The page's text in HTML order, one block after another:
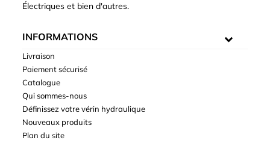
Électriques et bien d'autres.
INFORMATIONS
Livraison
Paiement sécurisé
Catalogue
Qui sommes-nous
Définissez votre vérin hydraulique
Nouveaux produits
Plan du site